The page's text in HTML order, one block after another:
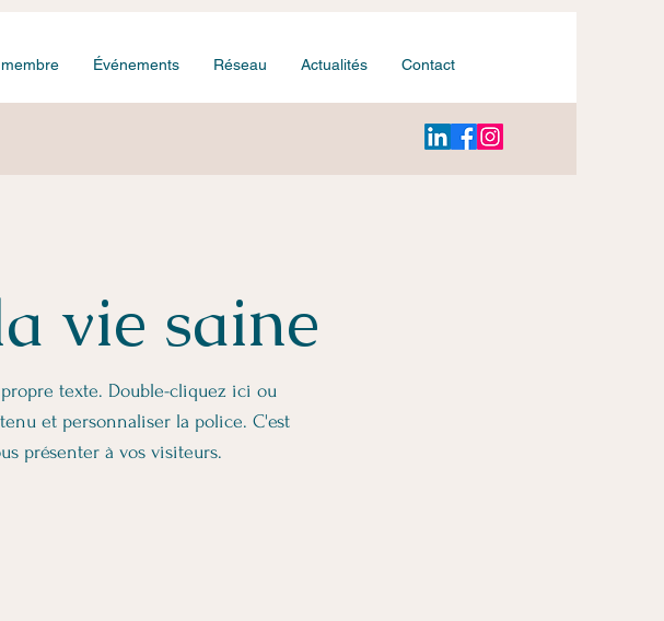
Événements Réseau Actualités Contact
vie saine
texte. Double-cliquez ici ou
et personnaliser la police. C'est
présenter à vos visiteurs.